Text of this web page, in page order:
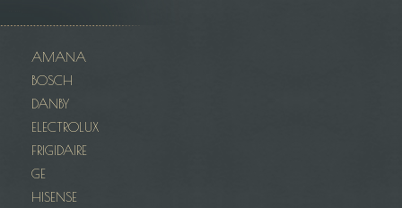
AMANA
BOSCH
DANBY
ELECTROLUX
FRIGIDAIRE
GE
HISENSE